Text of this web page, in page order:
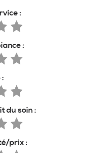
:
:
du soin :
prix :